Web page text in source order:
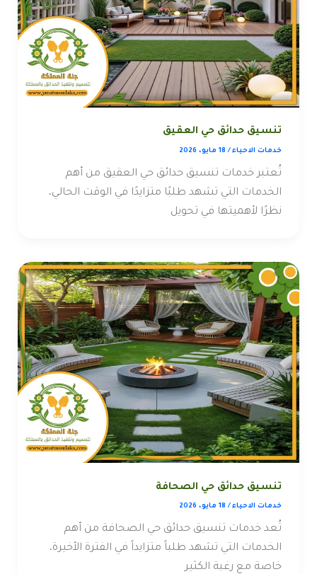
تنسيق حدائق حي العقيق
خدمات الاحياء/ 18 مايو، 2026
تُعتبر خدمات تنسيق حدائق حي العقيق من أهم
الخدمات التي تشهد طلبًا متزايدًا في الوقت الحالي،
نظرًا لأهميتها في تحويل
تنسيق حدائق حي الصحافة
خدمات الاحياء/ 18 مايو، 2026
تُعد خدمات تنسيق حدائق حي الصحافة من أهم
الخدمات التي تشهد طلباً متزايداً في الفترة الأخيرة،
خاصة مع رغبة الكثير